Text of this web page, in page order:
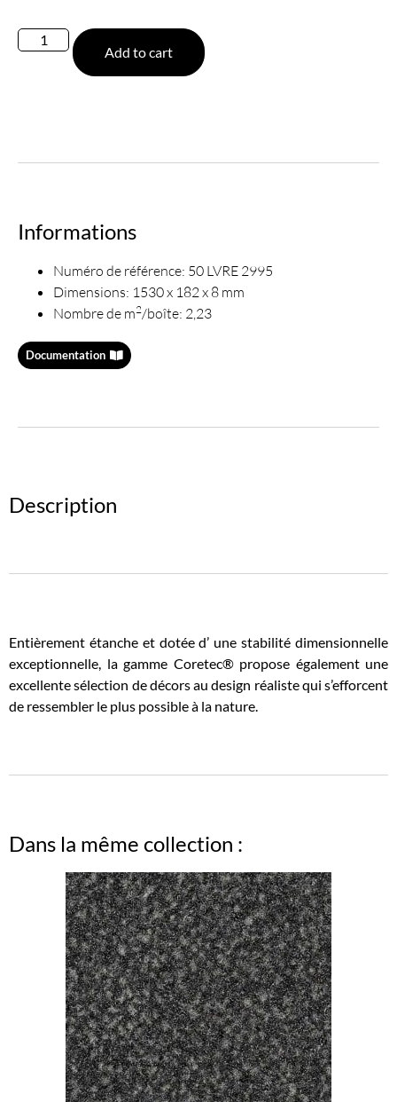
Add to cart
Informations
Numéro de référence: 50 LVRE 2995
Dimensions: 1530 x 182 x 8 mm
Nombre de m2/boîte: 2,23
Documentation
Description
Entièrement étanche et dotée d’ une stabilité dimensionnelle
exceptionnelle, la gamme Coretec® propose également une
excellente sélection de décors au design réaliste qui s’efforcent
de ressembler le plus possible à la nature.
Dans la même collection :